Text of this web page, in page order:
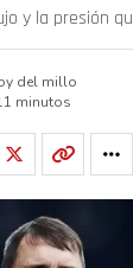
y la presión
del millo
minutos